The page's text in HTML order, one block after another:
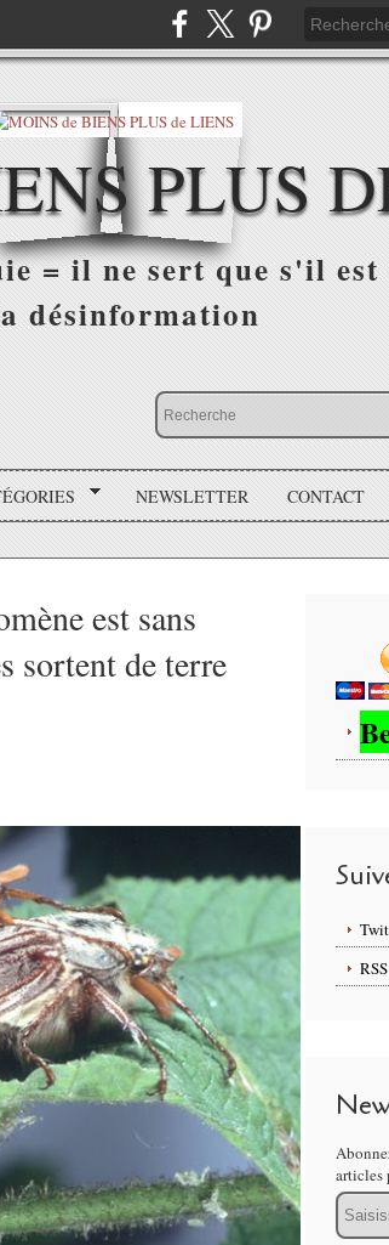
PLUS
= il ne sert que s'il
désinformation
NEWSLETTER CONTACT
est sans
sortent de terre
RSS
articles
Email